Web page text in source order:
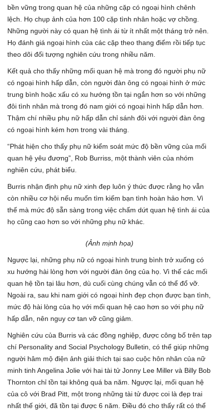
bền vững trong quan hệ của những cặp có ngoại hình chênh
lệch. Họ chụp ảnh của hơn 100 cặp tình nhân hoặc vợ chồng.
Những người này có quan hệ tình ái từ ít nhất một tháng trở nên.
Họ đánh giá ngoại hình của các cặp theo thang điểm rồi tiếp tục
theo dõi đối tượng nghiên cứu trong nhiều năm.
Kết quả cho thấy những mối quan hệ mà trong đó người phụ nữ
có ngoại hình hấp dẫn, còn người đàn ông có ngoại hình ở mức
trung bình hoặc xấu có xu hướng tồn tại ngắn hơn so với những
đôi tình nhân mà trong đó nam giới có ngoại hình hấp dẫn hơn.
Thậm chí nhiều phụ nữ hấp dẫn chỉ sánh đôi với người đàn ông
có ngoại hình kém hơn trong vài tháng.
“Phát hiện cho thấy phụ nữ kiểm soát mức độ bền vững của mối
quan hệ yêu đương”, Rob Burriss, một thành viên của nhóm
nghiên cứu, phát biểu.
Burris nhận định phụ nữ xinh đẹp luôn ý thức được rằng họ vẫn
còn nhiều cơ hội nếu muốn tìm kiếm bạn tình hoàn hảo hơn. Vì
thế mà mức độ sẵn sàng trong việc chấm dứt quan hệ tình ái của
họ cũng cao hơn so với những phụ nữ khác.
(Ảnh mịnh họa)
Ngược lại, những phụ nữ có ngoại hình trung bình trở xuống có
xu hướng hài lòng hơn với người đàn ông của họ. Vì thế các mối
quan hệ tồn tại lâu hơn, dù cuối cùng chúng vẫn có thể đổ vỡ.
Ngoài ra, sau khi nam giới có ngoại hình đẹp chọn được bạn tình,
mức độ hài lòng của họ với mối quan hệ cao hơn so với phụ nữ
hấp dẫn, nên nguy cơ tan vỡ cũng giảm.
Nghiên cứu của Burris và các đồng nghiệp, được công bố trên tạp
chí Personality and Social Psychology Bulletin, có thể giúp những
người hâm mộ điện ảnh giải thích tại sao cuộc hôn nhân của nữ
minh tinh Angelina Jolie với hai tài tử Jonny Lee Miller và Billy Bob
Thornton chỉ tồn tại không quá ba năm. Ngược lại, mối quan hệ
của cô với Brad Pitt, một trong những tài tử được coi là đẹp trai
nhất thế giới, đã tồn tại được 6 năm. Điều đó cho thấy rất có thể